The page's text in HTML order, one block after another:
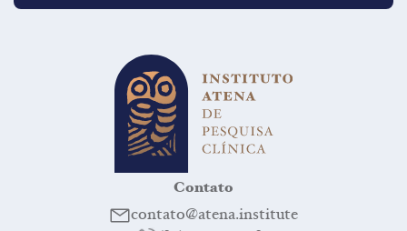
Contato
contato@atena.institute